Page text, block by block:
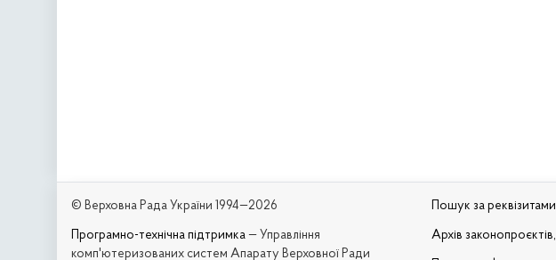
© Верховна Рада України 1994—2026
Програмно-технічна підтримка — Управління
комп'ютеризованих систем Апарату Верховної Ради
Пошук за реквізитами
Архів